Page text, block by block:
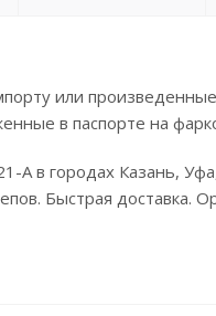
или
в паспорте на
в городах Казань,
Быстрая доставка.